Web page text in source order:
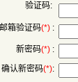
验证码:
:
:
: